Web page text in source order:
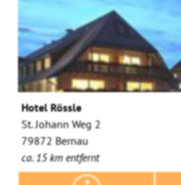
Hotel Rössle
St. Johann Weg 2
79872 Bernau
ca. 15 km entfernt